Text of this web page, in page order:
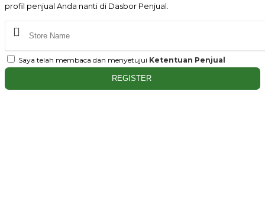
profil penjual Anda nanti di Dasbor Penjual.
Saya telah membaca dan menyetujui Ketentuan Penjual
REGISTER